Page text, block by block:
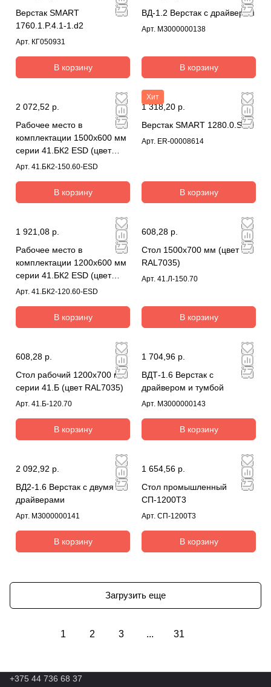
Верстак SMART
1760.1.P.4.1-1.d2
Арт. КГ050931
В корзину
ВД-1.2 Верстак с драйвером
Арт. МЗ000000138
В корзину
2 072,52 р.
Рабочее место в
комплектации 1500х600 мм
серии 41.БК2 ESD (цвет
RAL7035)
Арт. 41.БК2-150.60-ESD
В корзину
Хит
1 318,20 р.
Верстак SMART 1280.0.S4.0
Арт. ER-00008614
В корзину
1 921,08 р.
Рабочее место в
комплектации 1200х600 мм
серии 41.БК2 ESD (цвет
RAL7035)
Арт. 41.БК2-120.60-ESD
В корзину
608,28 р.
Стол 1500х700 мм (цвет
RAL7035)
Арт. 41.Л-150.70
В корзину
608,28 р.
Стол рабочий 1200х700 мм
серии 41.Б (цвет RAL7035)
Арт. 41.Б-120.70
В корзину
1 704,96 р.
ВДТ-1.6 Верстак с
драйвером и тумбой
Арт. МЗ000000143
В корзину
2 092,92 р.
ВД2-1.6 Верстак с двумя
драйверами
Арт. МЗ000000141
В корзину
1 654,56 р.
Стол промышленный
СП-1200Т3
Арт. СП-1200Т3
В корзину
Загрузить еще
1 2 3 ... 31
+375 44 736 68 37